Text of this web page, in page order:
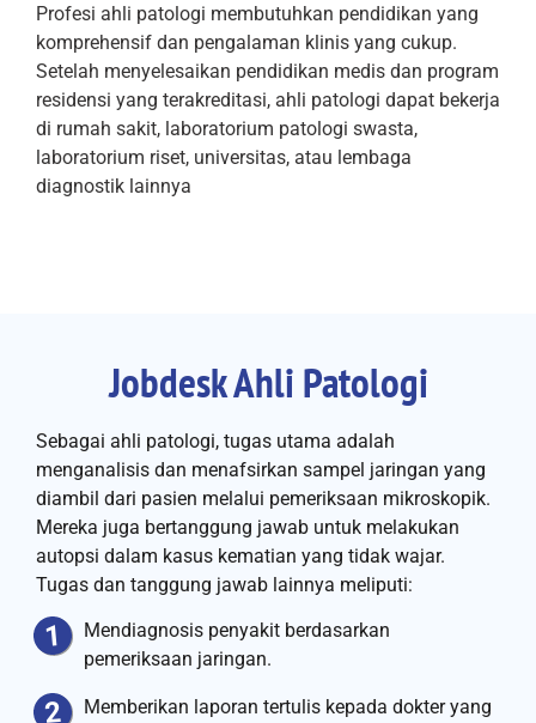
Profesi ahli patologi membutuhkan pendidikan yang
komprehensif dan pengalaman klinis yang cukup.
Setelah menyelesaikan pendidikan medis dan program
residensi yang terakreditasi, ahli patologi dapat bekerja
di rumah sakit, laboratorium patologi swasta,
laboratorium riset, universitas, atau lembaga
diagnostik lainnya
Jobdesk Ahli Patologi
Sebagai ahli patologi, tugas utama adalah
menganalisis dan menafsirkan sampel jaringan yang
diambil dari pasien melalui pemeriksaan mikroskopik.
Mereka juga bertanggung jawab untuk melakukan
autopsi dalam kasus kematian yang tidak wajar.
Tugas dan tanggung jawab lainnya meliputi:
Mendiagnosis penyakit berdasarkan
pemeriksaan jaringan.
Memberikan laporan tertulis kepada dokter yang